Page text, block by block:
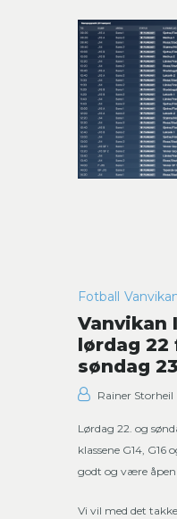
Fotball
Vanvikan
lørdag 22
søndag
Rainer Storheil
Lørdag 22. og
klassene G14, G16
godt og være åpen
Vi vil med det